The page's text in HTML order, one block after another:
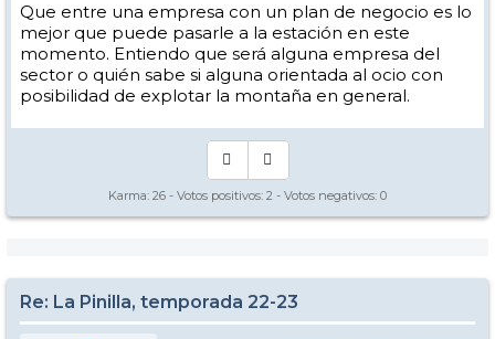
Que entre una empresa con un plan de negocio es lo
mejor que puede pasarle a la estación en este
momento. Entiendo que será alguna empresa del
sector o quién sabe si alguna orientada al ocio con
posibilidad de explotar la montaña en general.
Karma: 26 - Votos positivos: 2 - Votos negativos: 0
Re: La Pinilla, temporada 22-23